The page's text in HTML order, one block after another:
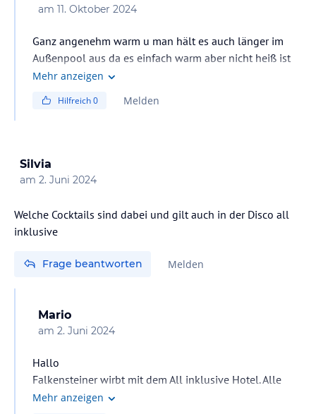
am 11. Oktober 2024
Ganz angenehm warm u man hält es auch länger im
Außenpool aus da es einfach warm aber nicht heiß ist
Liebe Grüße Ernst
Mehr anzeigen
Hilfreich0 Melden
Silvia
am 2. Juni 2024
Welche Cocktails sind dabei und gilt auch in der Disco all
inklusive
Frage beantworten Melden
Mario
am 2. Juni 2024
Hallo
Falkensteiner wirbt mit dem All inklusive Hotel. Alle
Cocktails die sie anbieten sind auf der Getränke Karte
Mehr anzeigen